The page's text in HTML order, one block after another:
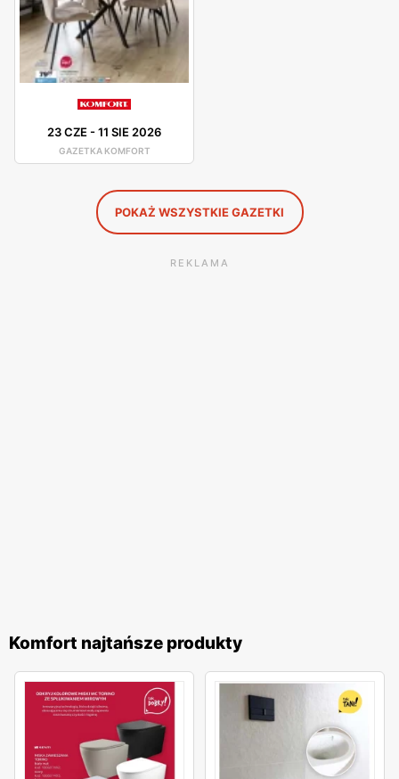
Komfort – gazetka promocyjna
Komfort posiada liczne promocje dla swoich klientów. O
najlepszych okazjach i obniżkach cen dowiemy się z
gazetki promocyjnej. Komfort organizuje różne, atrakcyjne
produkty w jeszcze niższych cenach.
23 CZE-11 SIE 2026
GAZETKA KOMFORT
POKAŻ WSZYSTKIE GAZETKI
REKLAMA
Komfort najtańsze produkty